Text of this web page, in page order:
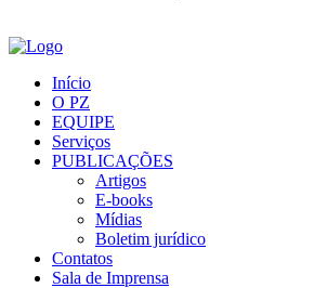
Início
O PZ
EQUIPE
Serviços
PUBLICAÇÕES
Artigos
E-books
Mídias
Boletim jurídico
Contatos
Sala de Imprensa